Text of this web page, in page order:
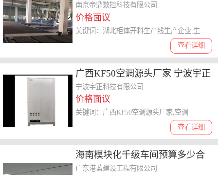
京帝鼎数控科技供应
南京帝鼎数控科技有限公司
价格面议
查看详细
关键词：湖北柜体开料生产线生产企业,生产线
广西KF50空调源头厂家 宁波宇正
供应
宁波宇正科技有限公司
价格面议
查看详细
关键词：广西KF50空调源头厂家,空调
海南模块化千级车间预算多少合
适 广东港蓝建设工程供应
广东港蓝建设工程有限公司